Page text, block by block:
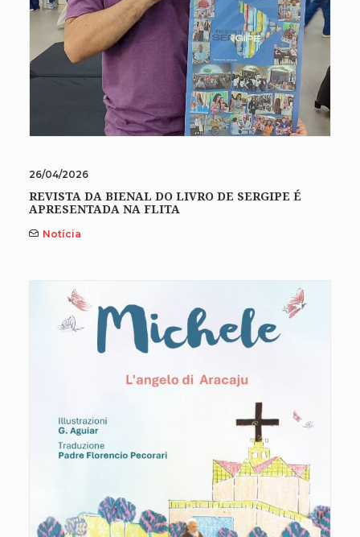
26/04/2026
REVISTA DA BIENAL DO LIVRO DE SERGIPE É
APRESENTADA NA FLITA
Notícia